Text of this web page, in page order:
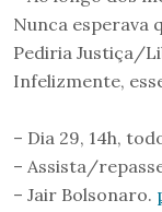
Nunca esperava
Pediria Justiça/
Infelizmente,
– Dia 29, 14h,
– Assista/
– Jair Bolsonaro.